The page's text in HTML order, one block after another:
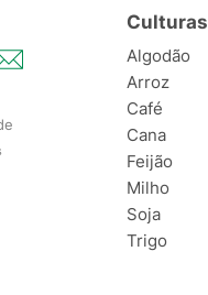
Culturas
Algodão
Arroz
Café
Cana
Feijão
Milho
Soja
Trigo